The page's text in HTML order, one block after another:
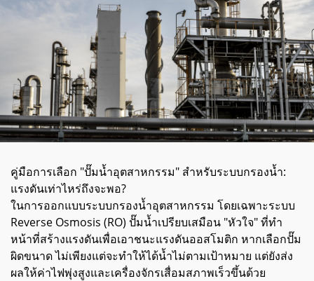
คู่มือการเลือก "ปั๊มน้ำอุตสาหกรรม" สำหรับระบบกรองน้ำ:
แรงดันเท่าไหร่ถึงจะพอ?
ในการออกแบบระบบกรองน้ำอุตสาหกรรม โดยเฉพาะระบบ
Reverse Osmosis (RO) ปั๊มน้ำเปรียบเสมือน "หัวใจ" ที่ทำ
หน้าที่สร้างแรงดันเพื่อเอาชนะแรงดันออสโมติก หากเลือกปั๊ม
ผิดขนาด ไม่เพียงแต่จะทำให้ได้น้ำไม่ตามเป้าหมาย แต่ยังส่ง
ผลให้ค่าไฟพุ่งสูงและเครื่องจักรเสื่อมสภาพเร็วขึ้นด้วย